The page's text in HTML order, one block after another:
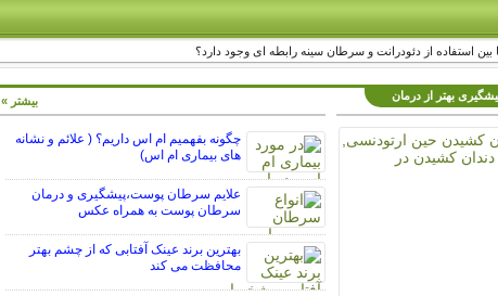
بین استفاده از دئودرانت و سرطان سینه رابطه ای وجود دارد؟
بهتر از درمان
چگونه بفهمیم ام اس داریم؟ ( علائم و نشانه
های بیماری ام اس)
علایم سرطان پوست،پیشگیری و درمان
سرطان پوست به همراه عکس
بهترین برند عینک آفتابی که از چشم بهتر
محافظت می کند
بیشتر »